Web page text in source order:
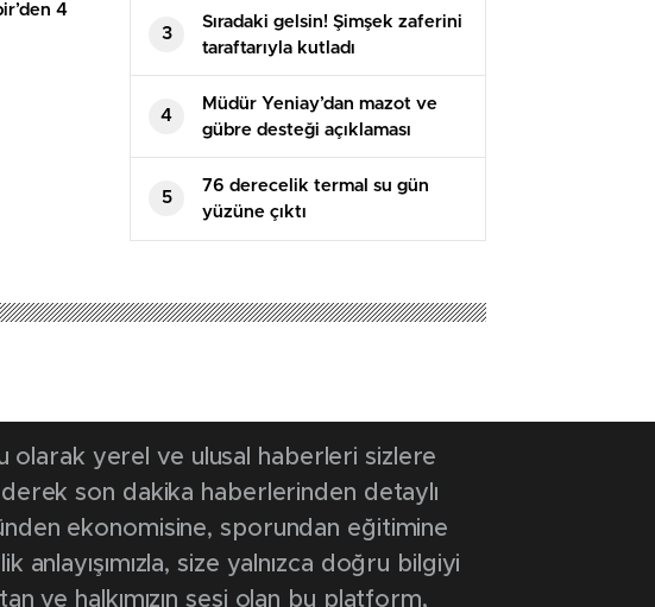
4
3
Sıradaki gelsin! Şimşek zaferini
taraftarıyla kutladı
4
Müdür Yeniay’dan mazot ve
gübre desteği açıklaması
5
76 derecelik termal su gün
yüzüne çıktı
afetlere